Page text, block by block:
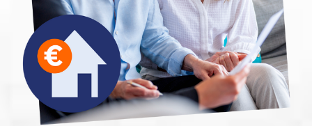
Huis kopen
Uw huis verhuren
Onze diensten
Contact
Word jij onze nieuwe makelaar?